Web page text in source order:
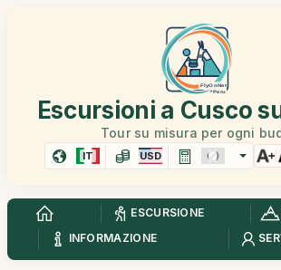
Escursioni a Cusco
Tour su misura per ogni
IT USD
ESCURSIONE
INFORMAZIONE